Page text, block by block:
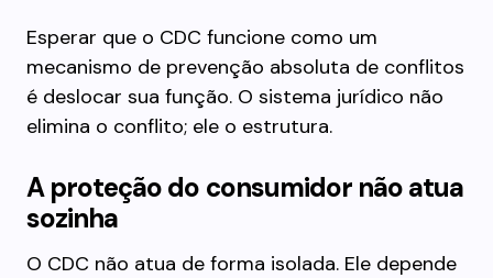
Esperar que o CDC funcione como um
mecanismo de prevenção absoluta de conflitos
é deslocar sua função. O sistema jurídico não
elimina o conflito; ele o estrutura.
A proteção do consumidor não atua
sozinha
O CDC não atua de forma isolada. Ele depende